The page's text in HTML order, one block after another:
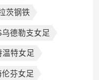
茨钢铁
德勒支女足
特女足
芬女足